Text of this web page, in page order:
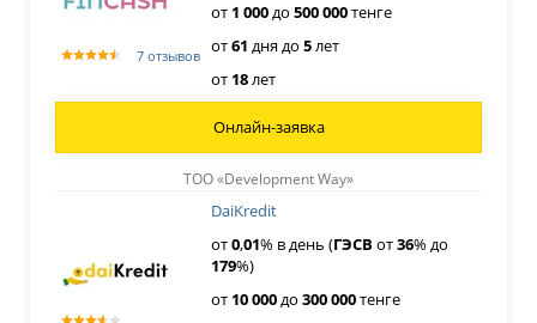
7 отзывов
от 1 000до 500000тенге
от61 днядо 5лет
от 18лет
ТОО «Development Way»
Онлайн-заявка
DaiKredit
от0,01% в день (ГЭСВ от36% до
179%)
от 10000до 300000тенге